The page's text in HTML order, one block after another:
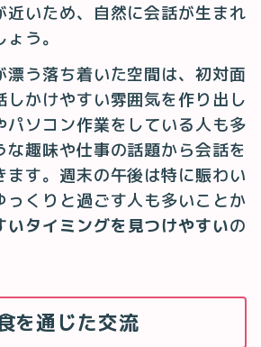
近いため、自然に会話が生まれ
う。
漂う落ち着いた空間は、初対面
しかけやすい雰囲気を作り出し
パソコン作業をしている人も多
な趣味や仕事の話題から会話を
ます。週末の午後は特に賑わい
っくりと過ごす人も多いことか
いタイミングを見つけやすいの
を通じた交流